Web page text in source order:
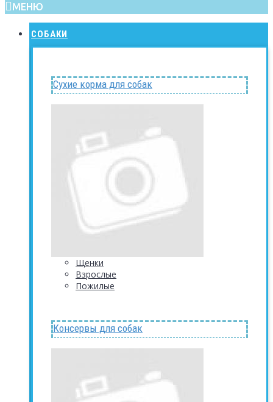
МЕНЮ
СОБАКИ
Сухие корма для собак
Щенки
Взрослые
Пожилые
Консервы для собак